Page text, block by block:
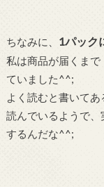
ちなみに、 1パック
私は商品が届くま
ていました^^;
よく読むと書いてあ
読んでいるようで、
するんだな^^;